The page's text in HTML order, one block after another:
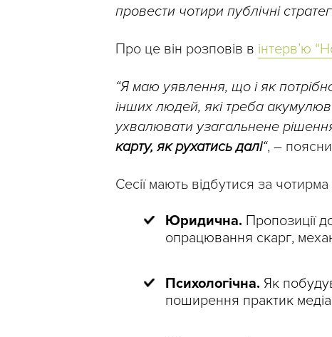
провести чотири публічні
Про це він розповів в інтерв’ю
“Я маю уявлення, що і як
інших людей, які треба
ухвалювати узагальнене
карту, як рухатись далі“, –
Сесії мають відбутися за
Юридична. Пропозиції
опрацювання скарг,
Психологічна. Як
поширення практик